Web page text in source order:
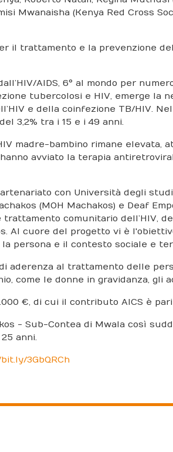
Mwanaisha (Kenya Red Cross
il trattamento e la prevenzione
AIDS, 6° al mondo per
tubercolosi e HIV, emerge la
e della coinfezione TB/HIV.
3,2% tra i 15 e i 49 anni.
madre-bambino rimane elevata,
avviato la terapia
con Università degli
(MOH Machakos) e Deaf
comunitario dell’HIV,
Al cuore del progetto vi è
persona e il contesto sociale e
aderenza al trattamento delle
come le donne in gravidanza, gli
€, di cui il contributo AICS è
- Sub-Contea di Mwala così
anni.
3GbQRCh